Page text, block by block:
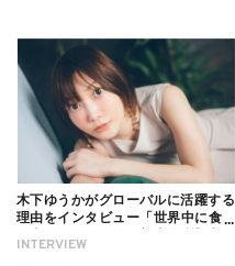
INTERVIEW
木下ゆうかがグローバルに活躍する
理由をインタビュー「世界中に食べ
ついても